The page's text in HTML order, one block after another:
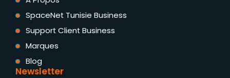
SpaceNet Tunisie Business
Support Client Business
Marques
Blog
Newsletter